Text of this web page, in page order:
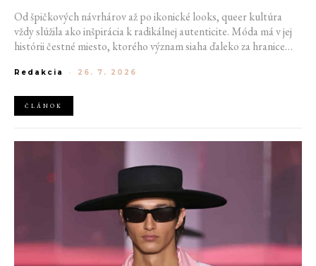
Od špičkových návrhárov až po ikonické looks, queer kultúra
vždy slúžila ako inšpirácia k radikálnej autenticite. Móda má v jej
histórii čestné miesto, ktorého význam siaha ďaleko za hranice
postihom a nebezpečenstvu, fungovalo práve oblečenie ako tichý
jeden druhého a vďaka veľkolepej ballroom scéne mali aj ľudia na
okraji spoločnosti priestor zažiariť na mólach. Ako sa queer
Redakcia - 26. 7. 2026
ČLÁNOK